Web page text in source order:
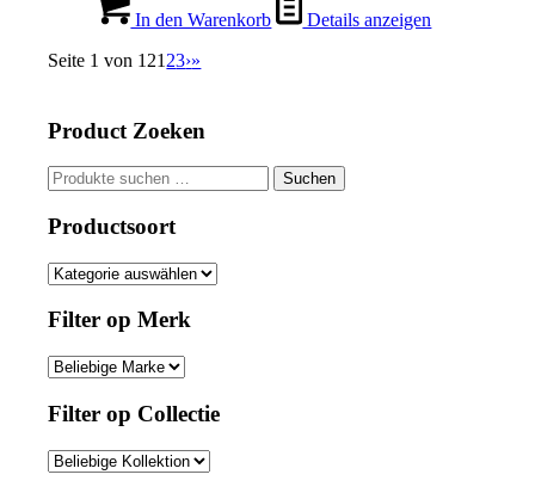
war:
ist:
In den Warenkorb
Details anzeigen
Seite 1 von 121 23›»
Product Zoeken
Suchen
nach:
Suchen
Productsoort
Filter op Merk
Filter op Collectie